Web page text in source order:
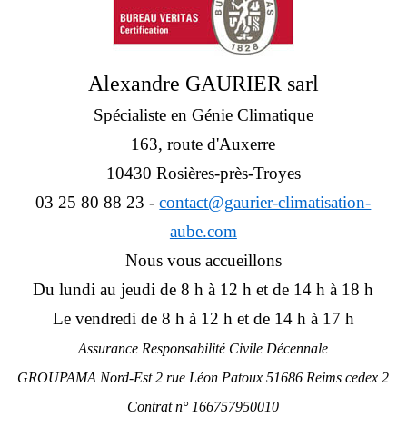
Alexandre GAURIER sarl
Spécialiste en Génie Climatique
163, route d'Auxerre
10430 Rosières-près-Troyes
03 25 80 88 23 -contact@gaurier-climatisation-
aube.com
Nous vous accueillons
Du lundi au jeudi de 8 h à 12 h et de 14 h à 18 h
Le vendredi de 8 h à 12 h et de 14 h à 17 h
Assurance Responsabilité Civile Décennale
GROUPAMA Nord-Est 2 rue Léon Patoux 51686 Reims cedex 2
Contrat n° 166757950010